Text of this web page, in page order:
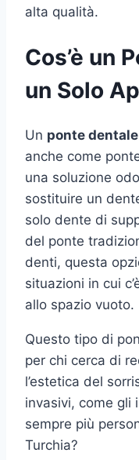
alta qualità.
Cos’è un
un Solo
Un ponte
anche come
una soluzione
sostituire un
solo dente di
del ponte
denti, questa
situazioni in cui
allo spazio vuoto.
Questo tipo di
per chi cerca di
l’estetica del
invasivi, come gli
sempre più
Turchia?